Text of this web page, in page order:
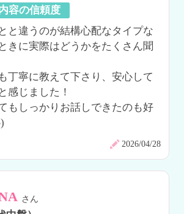
容の信頼度
と違うのが結構心配なタイプな
きに実際はどうかをたくさん聞
丁寧に教えて下さり、安心して
感じました！
もしっかりお話しできたのも好
2026/04/28
さん